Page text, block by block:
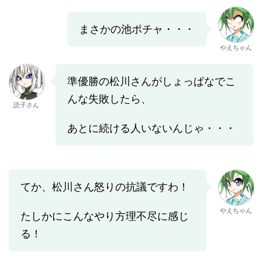
まさかの池ポチャ・・・
やえちゃん
読子さん
準優勝の松川さんがしょっぱなでこ
んな失敗したら、
あとに続ける人いないんじゃ・・・
てか、松川さん怒りの抗議ですわ！
たしかにこんなやり方理不尽に感じ
る！
やえちゃん